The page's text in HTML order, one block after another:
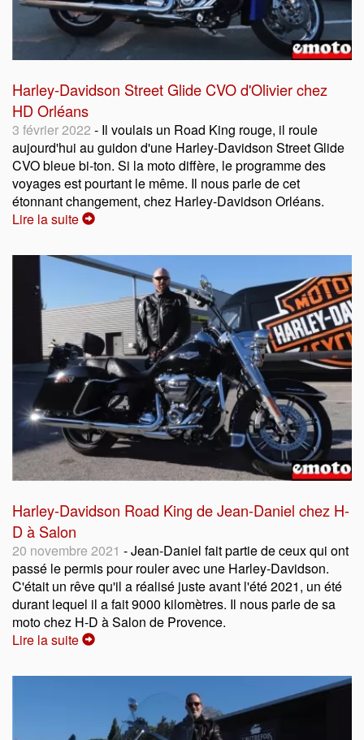
Harley-Davidson Street Glide CVO d'Olivier chez
HD Orléans
3 février 2022 - Il voulais un Road King rouge, il roule
aujourd'hui au guidon d'une Harley-Davidson Street Glide
CVO bleue bi-ton. Si la moto diffère, le programme des
voyages est pourtant le même. Il nous parle de cet
étonnant changement, chez Harley-Davidson Orléans.
Lire la suite
Harley-Davidson Road King de Jean-Daniel chez H-
D à Salon
20 novembre 2021 - Jean-Daniel fait partie de ceux qui ont
passé le permis pour rouler avec une Harley-Davidson.
C'était un rêve qu'il a réalisé juste avant l'été 2021, un été
durant lequel il a fait 9000 kilomètres. Il nous parle de sa
moto chez H-D à Salon de Provence.
Lire la suite